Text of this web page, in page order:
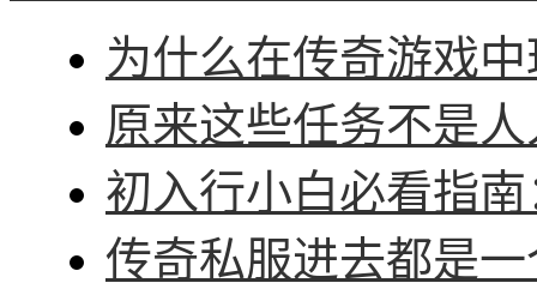
为什么在传奇游戏
原来这些任务不是
初入行小白必看指
传奇私服进去都是